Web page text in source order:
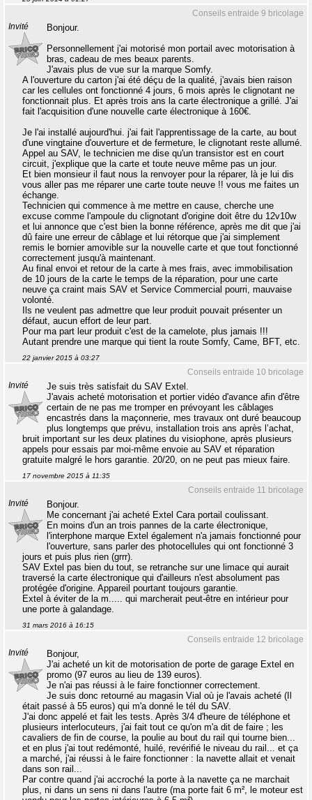
Conseils entraide 9 bricolage
Invité
Bonjour.
Personnellement j'ai motorisé mon portail avec motorisation à
bras, cadeau de mes beaux parents.
J'avais plus de vue sur la marque Somfy.
A l'ouverture du carton j'ai été déçu de la qualité, j'avais bien raison
car les cellules ont fonctionné 4 jours, 6 mois après le clignotant ne
fonctionnait plus. Et après trois ans la carte électronique a grillé. J'ai
fait l'acquisition d'une nouvelle carte électronique à 160€.
Je l'ai installé aujourd'hui. j'ai fait l'apprentissage de la carte, au bout
d'une vingtaine d'ouverture et de fermeture, le clignotant reste allumé.
Appel au SAV, le technicien me dise qu'un transistor est en court
circuit, j'explique que la carte et toute neuve même pas un jour.
Et bien monsieur il faut nous la renvoyer pour la réparer, là je lui dis
vous aller pas me réparer une carte toute neuve !! vous me faites un
échange.
Technicien qui commence à me mettre en cause, cherche une
excuse comme l'ampoule du clignotant d'origine doit être du 12v10w
et lui annonce que c'est bien la bonne référence, après me dit que j'ai
dû faire une erreur de câblage et lui rétorque que j'ai simplement
remis le bornier amovible sur la nouvelle carte et que tout fonctionné
correctement jusqu'à maintenant.
Au final envoi et retour de la carte à mes frais, avec immobilisation
de 10 jours de la carte le temps de la réparation, pour une carte
neuve ça craint mais SAV et Service Commercial pourri, mauvaise
volonté.
Ils ne veulent pas admettre que leur produit pouvait présenter un
défaut, aucun effort de leur part.
Pour ma part leur produit c'est de la camelote, plus jamais !!!
Autant prendre une marque qui tient la route Somfy, Came, BFT, etc.
22 janvier 2015 à 03:27
Conseils entraide 10 bricolage
Invité
Je suis très satisfait du SAV Extel.
J'avais acheté motorisation et portier vidéo d'avance afin d'être
certain de ne pas me tromper en prévoyant les câblages
encastrés dans la maçonnerie, mes travaux ont duré beaucoup
plus longtemps que prévu, installation trois ans après l’achat,
bruit important sur les deux platines du visiophone, après plusieurs
appels pour essais par moi-même envoie au SAV et réparation
gratuite malgré le hors garantie. 20/20, on ne peut pas mieux faire.
17 novembre 2015 à 11:35
Conseils entraide 11 bricolage
Invité
Bonjour.
Me concernant j'ai acheté Extel Cara portail coulissant.
En moins d'un an trois pannes de la carte électronique,
l'interphone marque Extel également n'a jamais fonctionné pour
l'ouverture, sans parler des photocellules qui ont fonctionné 3
jours et puis plus rien (grrr).
SAV Extel pas bien du tout, se retranche sur une limace qui aurait
traversé la carte électronique qui d'ailleurs n'est absolument pas
protégée d'origine. Appareil pourtant toujours garantie.
Extel à éviter de la m..... qui marcherait peut-être en intérieur pour
une porte à galandage.
31 mars 2016 à 16:15
Conseils entraide 12 bricolage
Invité
Bonjour,
J'ai acheté un kit de motorisation de porte de garage Extel en
promo (97 euros au lieu de 139 euros).
Je n'ai pas réussi à le faire fonctionner correctement.
Je suis donc retourné au magasin Vial où je l'avais acheté (Il
était passé à 55 euros) qui m'a donné le tél du SAV.
J'ai donc appelé et fait les tests. Après 3/4 d'heure de téléphone et
plusieurs interlocuteurs, j'ai fait tout ce qu'on m'a dit de faire ; les
cavaliers de fin de course, la poulie au bout du rail qui tourne bien...
et en plus j'ai tout redémonté, huilé, revérifié le niveau du rail... et ça
a marché, j'ai réussi à le faire fonctionner : la navette allait et venait
dans son rail...
Par contre quand j'ai accroché la porte à la navette ça ne marchait
plus, ni dans un sens ni dans l'autre (ma porte fait 6 m², le moteur est